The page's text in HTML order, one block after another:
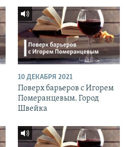
10 ДЕКАБРЯ 2021
Поверх барьеров с Игорем
Померанцевым. Город
Швейка